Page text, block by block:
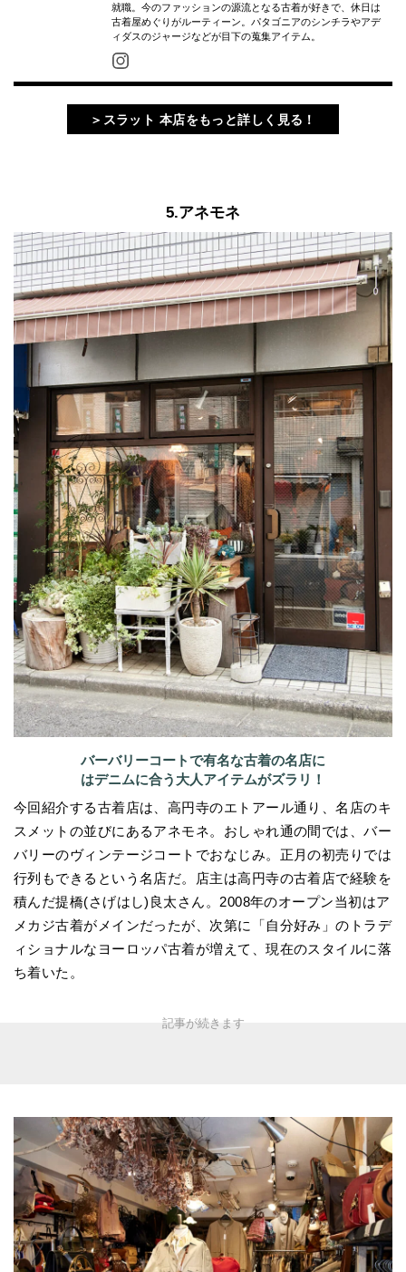
就職。今のファッションの源流となる古着が好きで、休日は
古着屋めぐりがルーティーン。パタゴニアのシンチラやアデ
ィダスのジャージなどが目下の蒐集アイテム。
＞スラット 本店をもっと詳しく見る！
5.アネモネ
バーバリーコートで有名な古着の名店に
はデニムに合う大人アイテムがズラリ！
今回紹介する古着店は、高円寺のエトアール通り、名店のキ
スメットの並びにあるアネモネ。おしゃれ通の間では、バー
バリーのヴィンテージコートでおなじみ。正月の初売りでは
行列もできるという名店だ。店主は高円寺の古着店で経験を
積んだ提橋(さげはし)良太さん。2008年のオープン当初はア
メカジ古着がメインだったが、次第に「自分好み」のトラデ
ィショナルなヨーロッパ古着が増えて、現在のスタイルに落
ち着いた。